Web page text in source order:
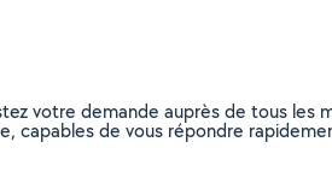
votre demande auprès de tous les
capables de vous répondre